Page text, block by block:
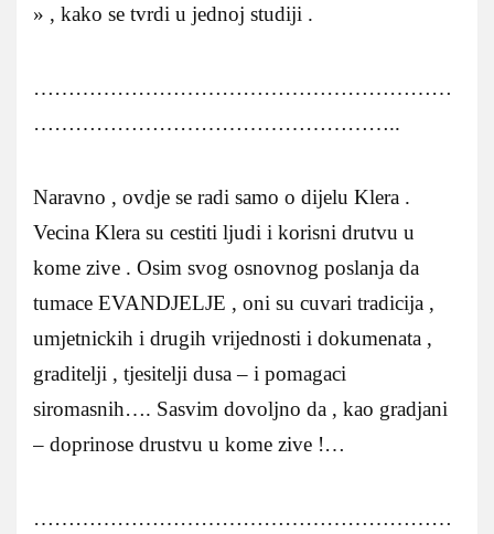
» , kako se tvrdi u jednoj studiji .
……………………………………………………
……………………………………………..
Naravno , ovdje se radi samo o dijelu Klera .
Vecina Klera su cestiti ljudi i korisni drutvu u
kome zive . Osim svog osnovnog poslanja da
tumace EVANDJELJE , oni su cuvari tradicija ,
umjetnickih i drugih vrijednosti i dokumenata ,
graditelji , tjesitelji dusa – i pomagaci
siromasnih…. Sasvim dovoljno da , kao gradjani
– doprinose drustvu u kome zive !…
……………………………………………………